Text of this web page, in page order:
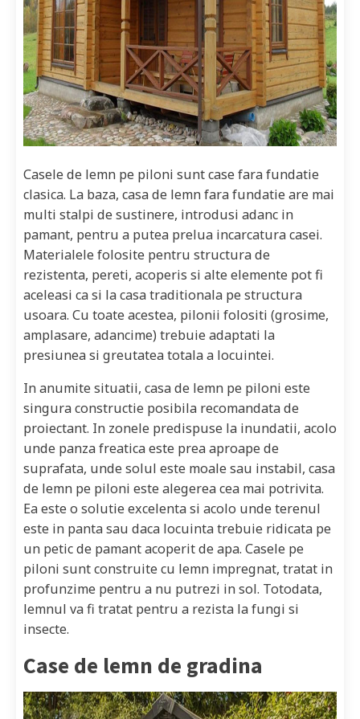
Casele de lemn pe piloni sunt case fara fundatie
clasica. La baza, casa de lemn fara fundatie are mai
multi stalpi de sustinere, introdusi adanc in
pamant, pentru a putea prelua incarcatura casei.
Materialele folosite pentru structura de
rezistenta, pereti, acoperis si alte elemente pot fi
aceleasi ca si la casa traditionala pe structura
usoara. Cu toate acestea, pilonii folositi (grosime,
amplasare, adancime) trebuie adaptati la
presiunea si greutatea totala a locuintei.
In anumite situatii, casa de lemn pe piloni este
singura constructie posibila recomandata de
proiectant. In zonele predispuse la inundatii, acolo
unde panza freatica este prea aproape de
suprafata, unde solul este moale sau instabil, casa
de lemn pe piloni este alegerea cea mai potrivita.
Ea este o solutie excelenta si acolo unde terenul
este in panta sau daca locuinta trebuie ridicata pe
un petic de pamant acoperit de apa. Casele pe
piloni sunt construite cu lemn impregnat, tratat in
profunzime pentru a nu putrezi in sol. Totodata,
lemnul va fi tratat pentru a rezista la fungi si
insecte.
Case de lemn de gradina